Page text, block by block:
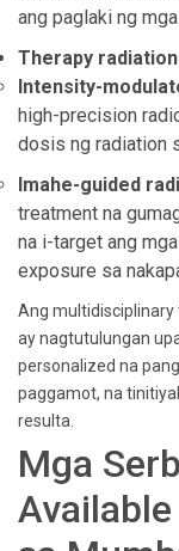
ang paglaki ng
Therapy radiation
Intensity-
high-precision
dosis ng radiation
Imahe-guided
treatment na
na i-target ang
exposure sa
Ang multidisciplinary
ay nagtutulungan
personalized na
paggamot, na
resulta.
Mga